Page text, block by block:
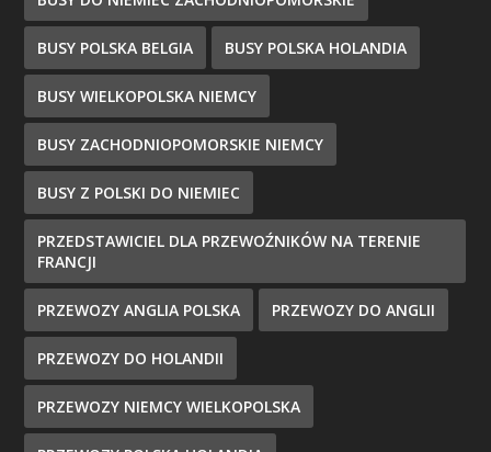
BUSY POLSKA BELGIA BUSY POLSKA HOLANDIA
BUSY WIELKOPOLSKA NIEMCY
BUSY ZACHODNIOPOMORSKIE NIEMCY
BUSY Z POLSKI DO NIEMIEC
PRZEDSTAWICIEL DLA PRZEWOŹNIKÓW NA TERENIE
FRANCJI
PRZEWOZY ANGLIA POLSKA PRZEWOZY DO ANGLII
PRZEWOZY DO HOLANDII
PRZEWOZY NIEMCY WIELKOPOLSKA